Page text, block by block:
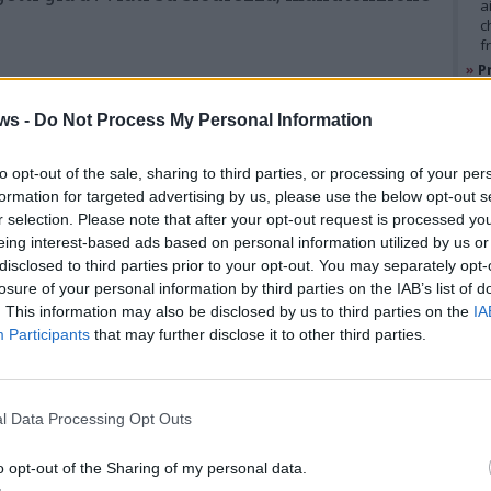
- Do Not Process My Personal Information
opt-out of the sale, sharing to third parties, or processing of your
for targeted advertising by us, please use the below opt-out
selection. Please note that after your opt-out request is processed
interest-based ads based on personal information utilized by us
to third parties prior to your opt-out. You may separately
of your personal information by third parties on the IAB’s list of
This information may also be disclosed by us to third parties on the
Participants that may further disclose it to other third parties.
Data Processing Opt Outs
opt-out of the Sharing of my personal data.
in consiglio
si apriranno, come di rito, con
e la convalida degli eletti alla carica di
primissimo scoglio politico e burocratico
del giorno: l’aula sarà infatti
del consigliere comunale Mirko
rinuncia ufficiale alla carica. Durante
le condizioni di incandidabilità,
del consigliere subentrante che
banchi della maggioranza.
momenti più solenni e politici
»